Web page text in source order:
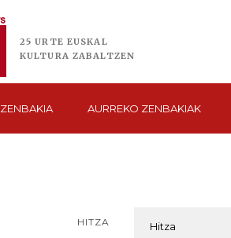
25 URTE EUSKAL
KULTURA ZABALTZEN
ZENBAKIA AURREKO ZENBAKIAK
HITZA